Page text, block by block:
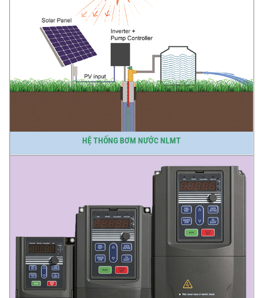
HỆ THỐNG BƠM NƯỚC NLMT